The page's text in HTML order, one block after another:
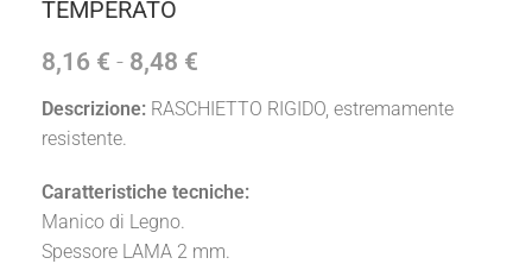
TEMPERATO
8,16 € - 8,48 €
Descrizione: RASCHIETTO RIGIDO, estremamente
resistente.
Caratteristiche tecniche:
Manico di Legno.
Spessore LAMA 2 mm.